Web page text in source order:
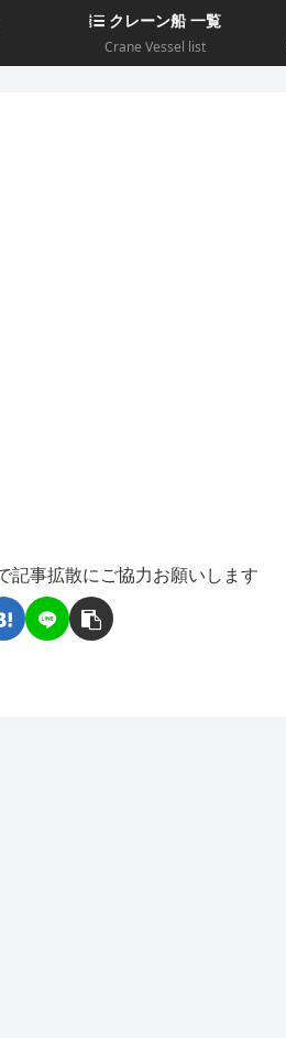
クレーン船 一覧
Crane Vessel list
記事拡散にご協力お願いします